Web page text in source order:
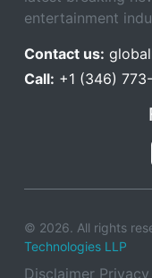
entertainment
Contact us:
Call: +1 (346)
© 2026. All rights
Technologies LLP
Disclaimer